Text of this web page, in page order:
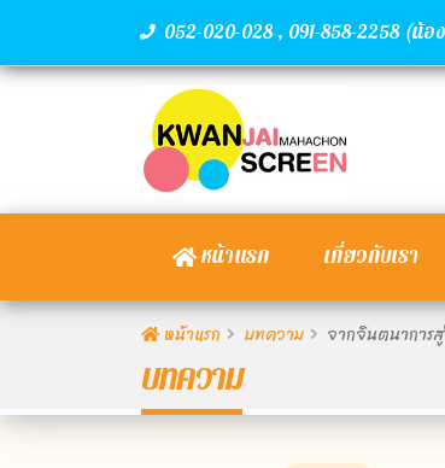
052-020-028 , 091-858-2258 (น้อ
หน้าแรก เกี่ยวกับเรา
หน้าแรก บทความ จากจินตนาการ
บทความ